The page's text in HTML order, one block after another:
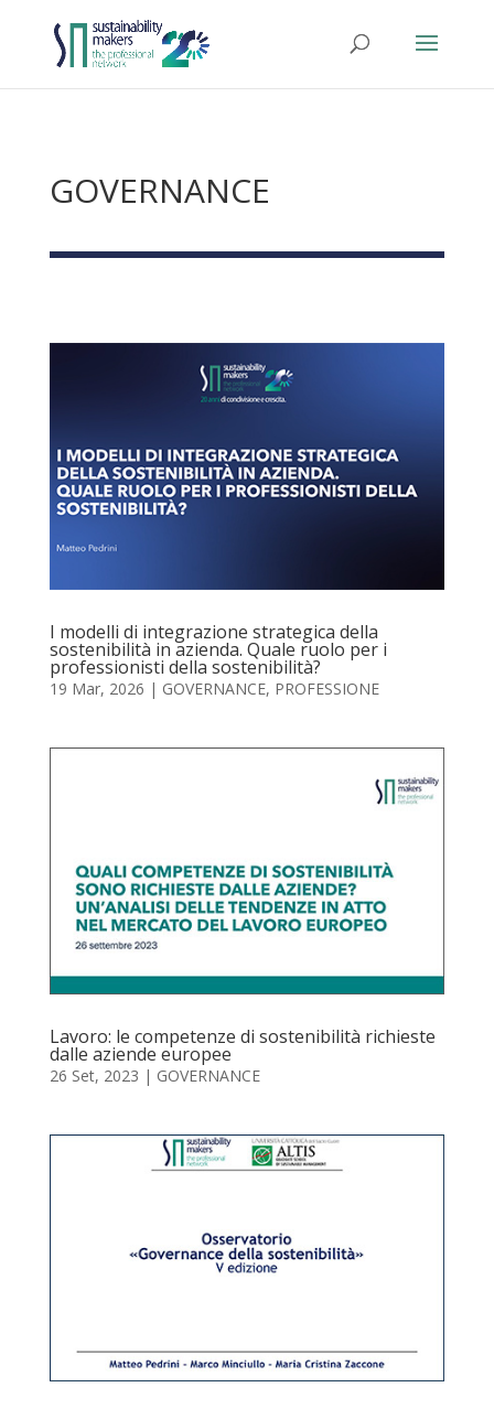
GOVERNANCE
I modelli di integrazione strategica della
sostenibilità in azienda. Quale ruolo per i
professionisti della sostenibilità?
19 Mar, 2026 | GOVERNANCE, PROFESSIONE
Lavoro: le competenze di sostenibilità richieste
dalle aziende europee
26 Set, 2023 | GOVERNANCE